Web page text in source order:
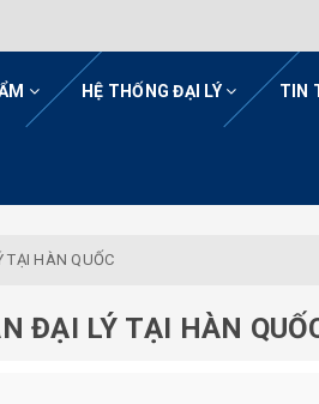
HỆ THỐNG ĐẠI LÝ TIN
TẠI HÀN QUỐC
ĐẠI LÝ TẠI HÀN